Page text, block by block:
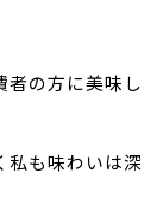
者の方に美味し
私も味わいは深